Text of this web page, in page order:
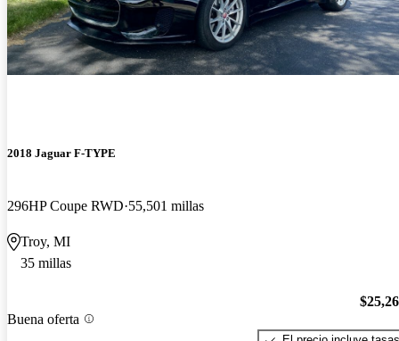
2018 Jaguar F-TYPE
296HP Coupe RWD 55,501 millas
Troy, MI
35 millas
Buena oferta